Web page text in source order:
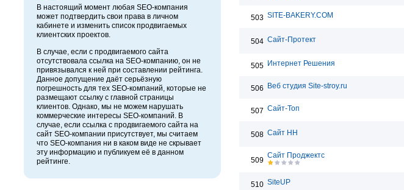
В настоящий момент любая SEO-компания
может подтвердить свои права в личном
кабинете и изменить список продвигаемых
клиентских проектов.
В случае, если с продвигаемого сайта
отсутствовала ссылка на SEO-компанию, он не
привязывался к ней при составлении рейтинга.
Данное допущение даёт серьёзную
погрешность для тех SEO-компаний, которые не
размещают ссылку с главной страницы
клиентов. Однако, мы не можем нарушать
коммерческие интересы SEO-компаний. В
случае, если ссылка с продвигаемого сайта на
сайт SEO-компании присутствует, мы считаем
что SEO-компания ни в каком виде не скрывает
эту информацию и публикуем её в данном
рейтинге.
503 SITE-BAKERY.COM
504 Сайт-Протект
505 Интернет Решения
506 Веб студия Site-stroy.ru
507 Сайт-Топ
508 Сайт НН
509
Сайт Проджектс
510 SiteUP